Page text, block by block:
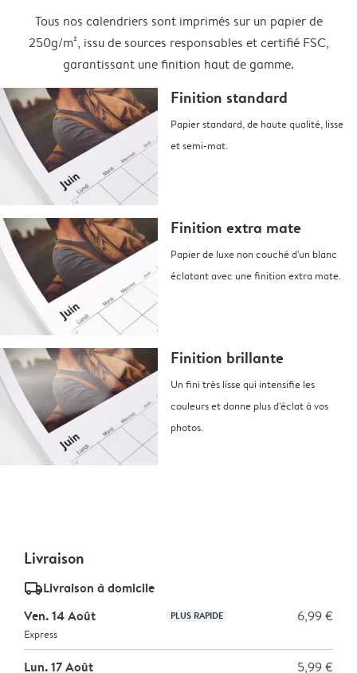
Tous nos calendriers sont imprimés sur un papier de
250g/m², issu de sources responsables et certifié FSC,
garantissant une finition haut de gamme.
Finition standard
Papier standard, de haute qualité, lisse
et semi-mat.
Finition extra mate
Papier de luxe non couché d'un blanc
éclatant avec une finition extra mate.
Finition brillante
Un fini très lisse qui intensifie les
couleurs et donne plus d'éclat à vos
photos.
Livraison
delivery_standard_v2Livraison à domicile
Ven. 14 Août
PLUS RAPIDE 6,99 €
Express
Lun. 17 Août 5,99 €